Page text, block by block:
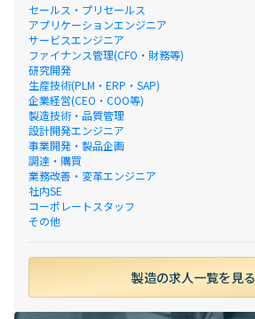
セールス・プリセールス
アプリケーションエンジニア
サービスエンジニア
ファイナンス管理(CFO・財務等)
研究開発
生産技術(PLM・ERP・SAP)
企業経営(CEO・COO等)
製造技術・品質管理
設計開発エンジニア
事業開発・製品企画
調達・購買
業務改善・変革エンジニア
社内SE
コーポレートスタッフ
その他
製造の求人一覧を見る